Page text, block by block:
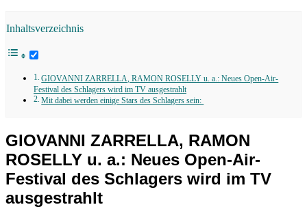
Inhaltsverzeichnis
GIOVANNI ZARRELLA, RAMON ROSELLY u. a.: Neues Open-Air-
Festival des Schlagers wird im TV ausgestrahlt
Mit dabei werden einige Stars des Schlagers sein:
GIOVANNI ZARRELLA, RAMON
ROSELLY u. a.: Neues Open-Air-
Festival des Schlagers wird im TV
ausgestrahlt